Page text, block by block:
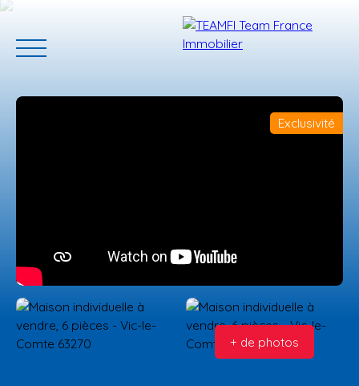
ACCUEIL ACHETER GERER VOTRE BIEN
Estimation
Exclusivité
+ de photos